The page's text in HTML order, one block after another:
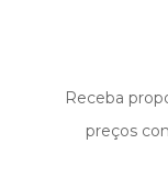
Receba
preços